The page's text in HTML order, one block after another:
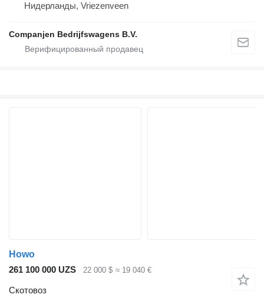
Нидерланды, Vriezenveen
Companjen Bedrijfswagens B.V.
Howo
261 100 000 UZS
22 000 $ ≈ 19 040 €
Скотовоз